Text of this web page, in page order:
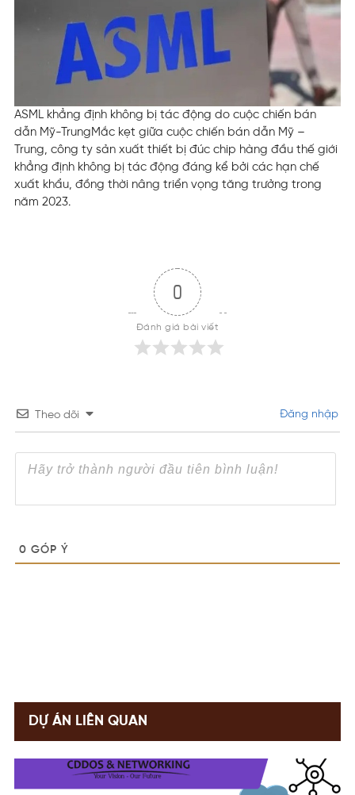
ASML khẳng định không bị tác động do cuộc chiến bán
dẫn Mỹ-TrungMắc kẹt giữa cuộc chiến bán dẫn Mỹ –
Trung, công ty sản xuất thiết bị đúc chip hàng đầu thế giới
khẳng định không bị tác động đáng kể bởi các hạn chế
xuất khẩu, đồng thời nâng triển vọng tăng trưởng trong
năm 2023.
0
Đánh giá bài viết
Theo dõi Đăng nhập
0 GÓP Ý
DỰ ÁN LIÊN QUAN